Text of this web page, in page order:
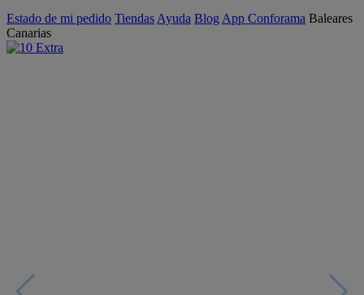
Estado de mi pedido Tiendas Ayuda Blog App Conforama Baleares
Canarias